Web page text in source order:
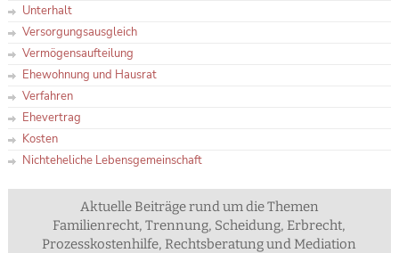
Unterhalt
Versorgungsausgleich
Vermögensaufteilung
Ehewohnung und Hausrat
Verfahren
Ehevertrag
Kosten
Nichteheliche Lebensgemeinschaft
Aktuelle Beiträge rund um die Themen
Familienrecht, Trennung, Scheidung, Erbrecht,
Prozesskostenhilfe, Rechtsberatung und Mediation